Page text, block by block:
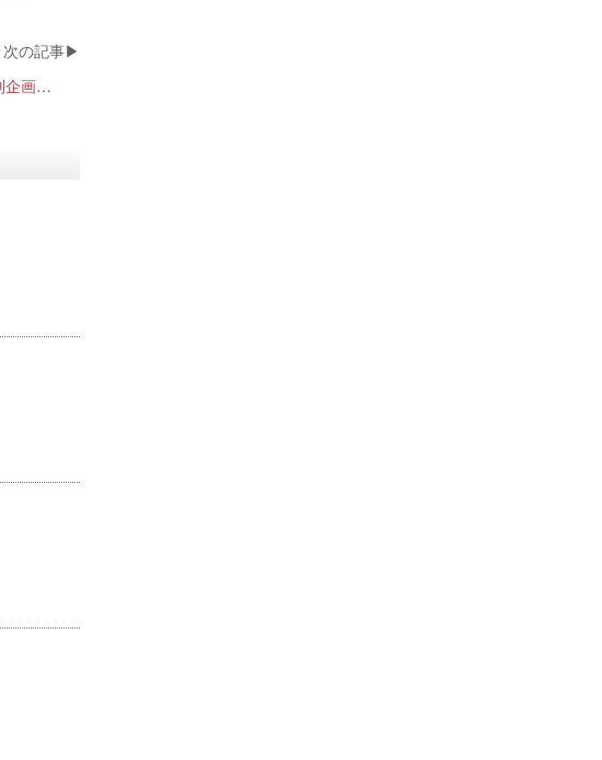
嵯峨御流いけばな展「はな雅」 特別企画 「華と雅楽の奏で」